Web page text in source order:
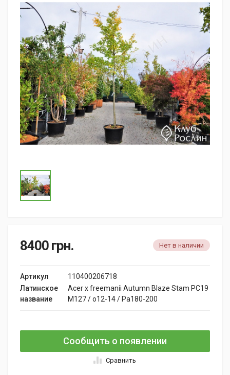
8400 грн. Нет в наличии
Артикул
110400206718
Латинское
название
Acer x freemanii Autumn Blaze Stam PC19
M127 / o12-14 / Pa180-200
Сообщить о появлении
Сравнить